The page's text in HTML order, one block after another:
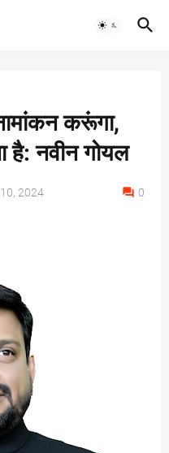
करूंगा,
नवीन गोयल
2024 0